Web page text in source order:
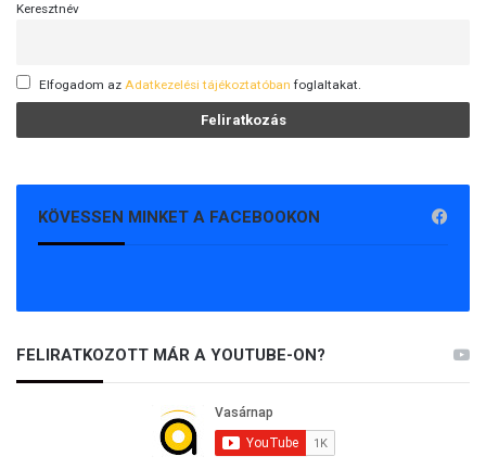
Keresztnév
Elfogadom az Adatkezelési tájékoztatóban foglaltakat.
KÖVESSEN MINKET A FACEBOOKON
FELIRATKOZOTT MÁR A YOUTUBE-ON?